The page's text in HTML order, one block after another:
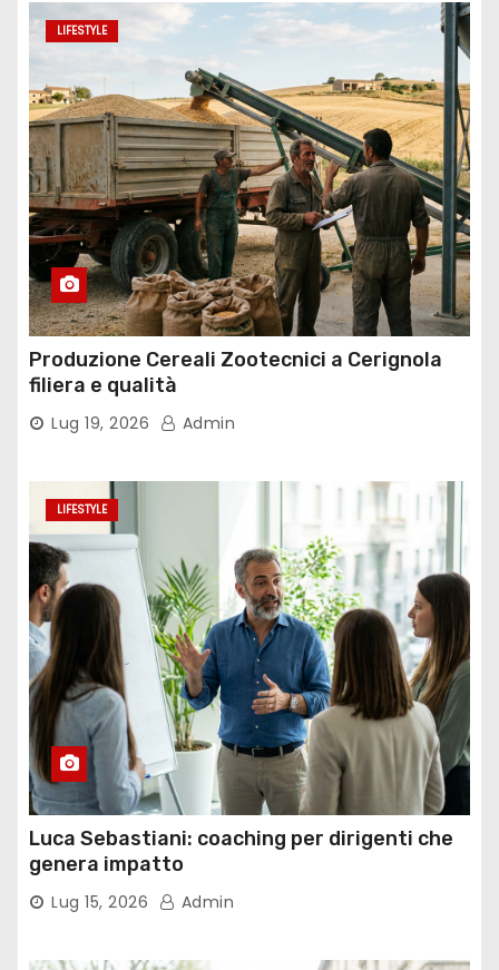
LIFESTYLE
Produzione Cereali Zootecnici a Cerignola
filiera e qualità
Lug 19, 2026 Admin
LIFESTYLE
Luca Sebastiani: coaching per dirigenti che
genera impatto
Lug 15, 2026 Admin